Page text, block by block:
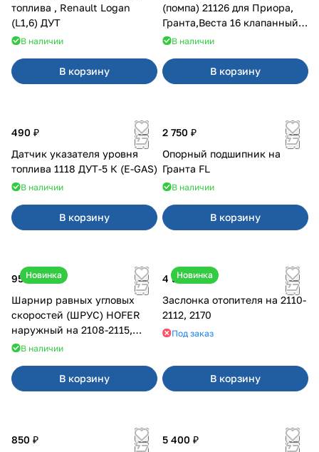
топлива , Renault Logan
(L1,6) ДУТ
В наличии
В корзину
(помпа) 21126 для Приора,
Гранта,Веста 16 клапанный
двигатель.
В наличии
В корзину
490 ₽
Датчик указателя уровня
топлива 1118 ДУТ-5 К (E-GAS)
В наличии
В корзину
2 750 ₽
Опорный подшипник на
Гранта FL
В наличии
В корзину
Новинка
950 ₽
Шарнир равных угловых
скоростей (ШРУС) HOFER
наружный на 2108-2115,
2110-2112
В наличии
В корзину
Новинка
4 500 ₽
Заслонка отопителя на 2110-
2112, 2170
Под заказ
В корзину
850 ₽ 5 400 ₽